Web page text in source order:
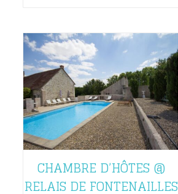
CHAMBRE D’HÔTES @
RELAIS DE FONTENAILLES